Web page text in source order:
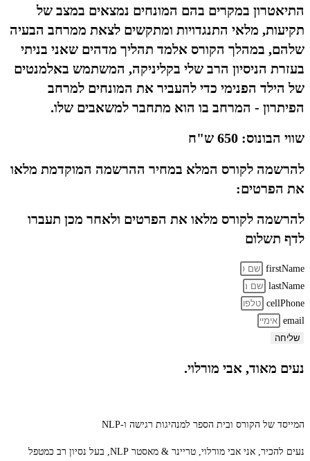
התיאטרון במקרים בהם המונחים נמצאים במצב של
תקיעות, מלאי התנגדויות ומתקשים לצאת ממרחב הבעיה
שלהם, במהלך הקורס אלמד תהליך מדהים שאני בניתי
בעזרת הניסיון הרב שלי בקליניקה, המשתמש באלמנטים
של הילד הפנימי כדי להעביר את המונחים למרחב
הפיתרון - המרחב בו הוא מתחבר למשאבים שלו.
שווי הבונוס: 650 ש"ח
להרשמה לקורס המלא במחיר ההרשמה המוקדמת מלאו
את הפרטים:
להרשמה לקורס מלאו את הפרטים ולאחר מכן תעברו
לדף תשלום
firstName
lastName
cellPhone
email
שליחה
נעים מאוד, אבי מורלוי.
המייסד של הקורס ובית הספר למנהיגות רגישה ו-NLP
נעים להכיר, אני אבי מורלוי, טריינר & מאסטר NLP, בעל נסיון רב כמטפל